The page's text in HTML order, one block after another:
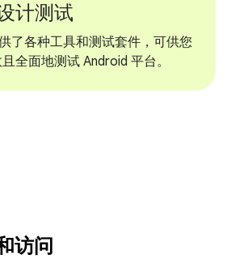
计测试
了各种工具和测试套件，可供您
全面地测试 Android 平台。
访问